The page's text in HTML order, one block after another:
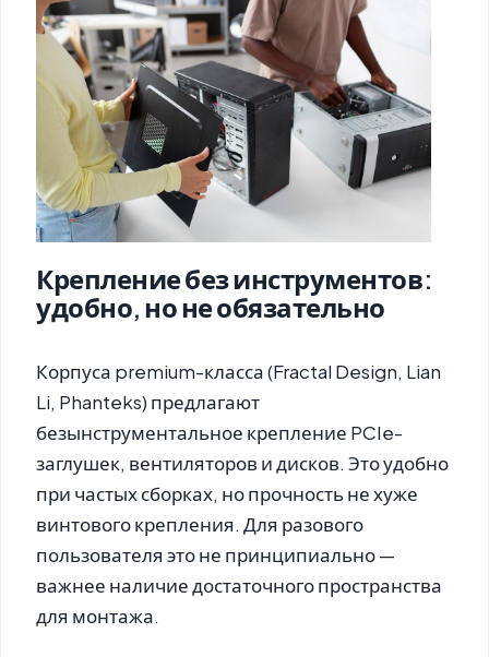
Крепление без инструментов:
удобно, но не обязательно
Корпуса premium-класса (Fractal Design, Lian
Li, Phanteks) предлагают
безынструментальное крепление PCIe-
заглушек, вентиляторов и дисков. Это удобно
при частых сборках, но прочность не хуже
винтового крепления. Для разового
пользователя это не принципиально —
важнее наличие достаточного пространства
для монтажа.